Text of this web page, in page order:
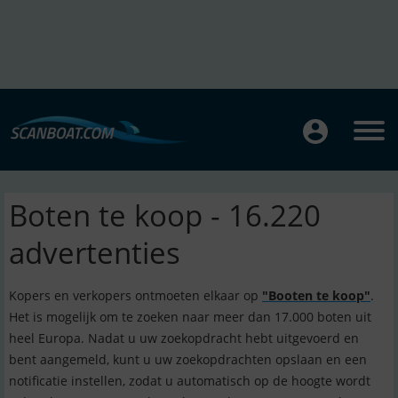
Boten te koop - 16.220
advertenties
Kopers en verkopers ontmoeten elkaar op "Booten te koop".
Het is mogelijk om te zoeken naar meer dan 17.000 boten uit
heel Europa. Nadat u uw zoekopdracht hebt uitgevoerd en
bent aangemeld, kunt u uw zoekopdrachten opslaan en een
notificatie instellen, zodat u automatisch op de hoogte wordt